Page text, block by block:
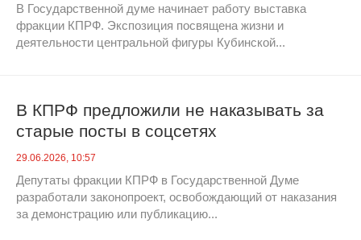
В Государственной думе начинает работу выставка
фракции КПРФ. Экспозиция посвящена жизни и
деятельности центральной фигуры Кубинской...
В КПРФ предложили не наказывать за
старые посты в соцсетях
29.06.2026, 10:57
Депутаты фракции КПРФ в Государственной Думе
разработали законопроект, освобождающий от наказания
за демонстрацию или публикацию...